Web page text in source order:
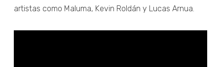
artistas como Maluma, Kevin Roldán y Lucas Arnua.